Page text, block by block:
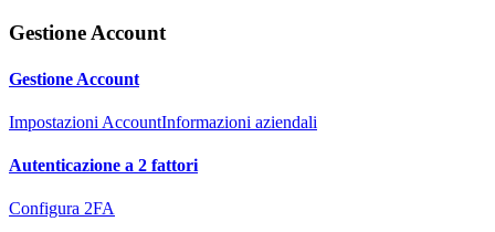
Gestione Account
Gestione Account
Impostazioni AccountInformazioni aziendali
Autenticazione a 2 fattori
Configura 2FA